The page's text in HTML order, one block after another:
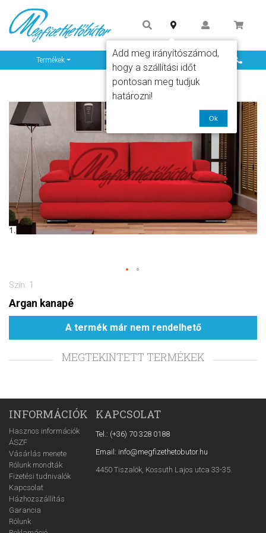
Termékek Info
Szín: 1
Argan kanapé
A termék már nem rendelhető
MEGTEKINTETT TERMÉKEK
INFORMÁCIÓK
Hasznos információk
ÁSZF
Vásárlás menete
Rólunk mondták
Fizetési tudnivalók
Kapcsolat
Házhozszállítás
Garancia
Rólunk
KAPCSOLAT
Tel.: (+36) 70 328 0188
Email: info@megfizethetobutor.hu
4450 Tiszalök, Kossuth Lajos utca 33-35.
Add meg irányítószámod,
hogy a szállítási időt
pontosan meg tudjuk
határozni!
Ok